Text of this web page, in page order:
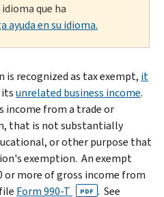
que ha
ayuda en su idioma.
recognized as tax exempt, it
unrelated business income.
income from a trade or
that is not substantially
or other purpose that
exemption. An exempt
or more of gross income from
Form 990-T PDF . See